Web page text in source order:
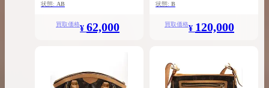
状態: AB
買取価格¥ 62,000
状態: B
買取価格¥ 120,000